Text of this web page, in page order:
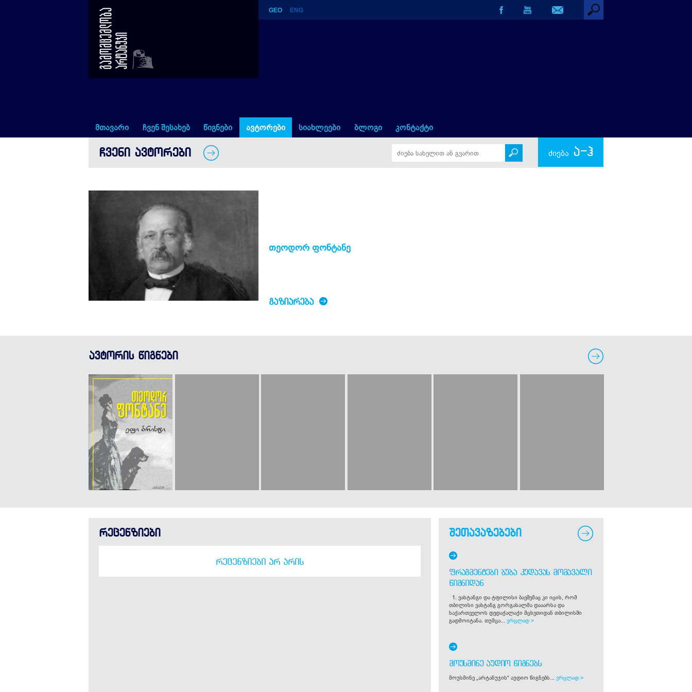
თეოდორ ფონტანე
GEO ENG
მთავარი ჩვენ შესახებ წიგნები ავტორები სიახლეები ბლოგი კონტაქტი
ᲩᲕᲔᲜᲘ ᲐᲕᲢᲝᲠᲔᲑᲘ ძიება ა-ჰ
თეოდორ ფონტანე
ᲒᲐᲖᲘᲐᲠᲔᲑᲐ
ავტორის წიგნები
რეცენზიები
ᲠᲔᲪᲔᲜᲖᲘᲔᲑᲘ ᲐᲠ ᲐᲠᲘᲡ
შეთავაზებები
ᲤᲠᲐᲒᲛᲔᲜᲢᲔᲑᲘ ᲑᲣᲑᲐ ᲙᲣᲓᲐᲕᲐᲡ ᲛᲝᲛᲐᲕᲐᲚᲘ
ᲬᲘᲒᲜᲘᲓᲐᲜ
1. ვახტანგი და ტფილისი ბავშვმაც კი იცის, რომ
თბილისი ვახტანგ გორგასალმა დააარსა და
საქართველოს დედაქალაქი მცხეთიდან თბილისში
გადმოიტანა. თუმცა... ვრცლად >
ᲛᲝᲣᲡᲛᲘᲜᲔ ᲐᲣᲓᲘᲝ ᲬᲘᲒᲜᲔᲑᲡ
მოუსმინე „არტანუჯის“ აუდიო წიგნებს... ვრცლად >